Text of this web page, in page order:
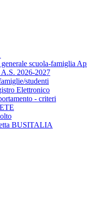
scuola-famiglia
2026-2027
studenti
Elettronico
- criteri
BUSITALIA